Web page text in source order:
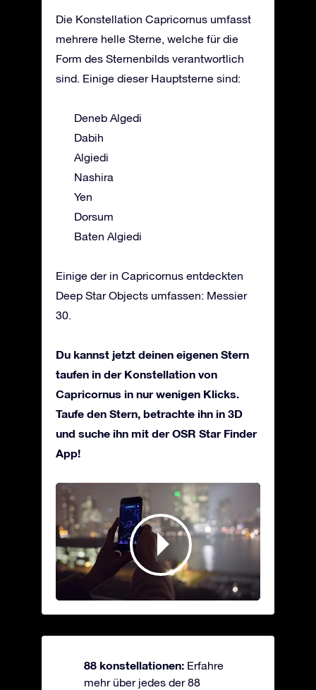
Die Konstellation Capricornus umfasst
mehrere helle Sterne, welche für die
Form des Sternenbilds verantwortlich
sind. Einige dieser Hauptsterne sind:
Deneb Algedi
Dabih
Algiedi
Nashira
Yen
Dorsum
Baten Algiedi
Einige der in Capricornus entdeckten
Deep Star Objects umfassen: Messier
30.
Du kannst jetzt deinen eigenen Stern
taufen in der Konstellation von
Capricornus in nur wenigen Klicks.
Taufe den Stern, betrachte ihn in 3D
und suche ihn mit der OSR Star Finder
App!
88 konstellationen: Erfahre
mehr über jedes der 88